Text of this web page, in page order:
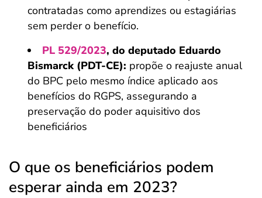
contratadas como aprendizes ou estagiárias
sem perder o benefício.
PL 529/2023, do deputado Eduardo
Bismarck (PDT-CE): propõe o reajuste anual
do BPC pelo mesmo índice aplicado aos
benefícios do RGPS, assegurando a
preservação do poder aquisitivo dos
beneficiários
O que os beneficiários podem
esperar ainda em 2023?